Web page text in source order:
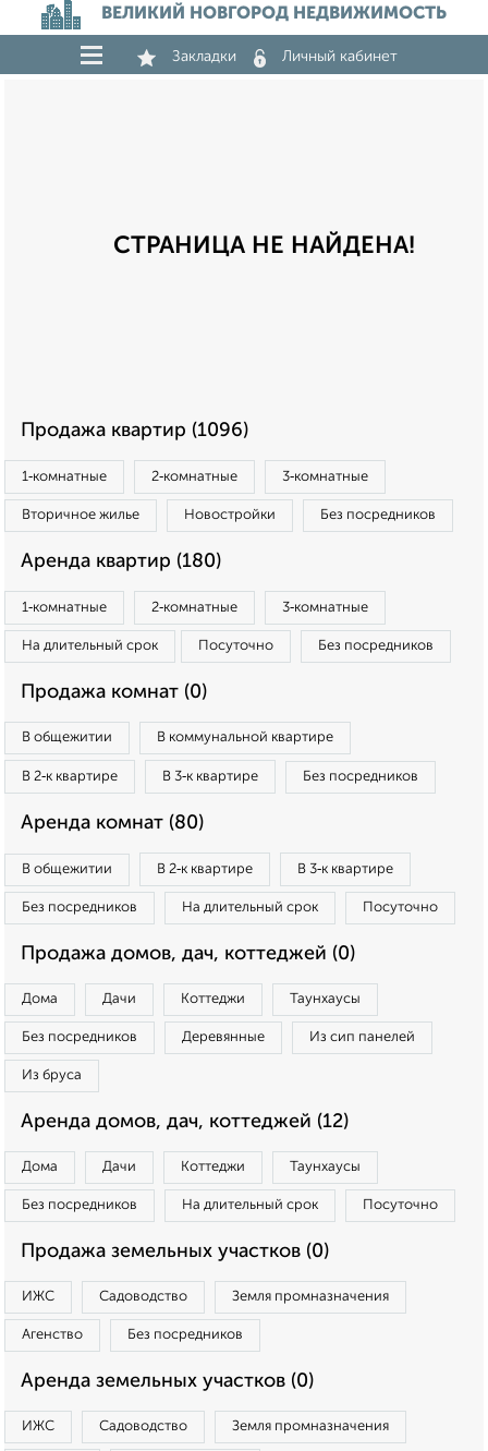
ВЕЛИКИЙ НОВГОРОД НЕДВИЖИМОСТЬ
Закладки Личный кабинет
СТРАНИЦА НЕ НАЙДЕНА!
Продажа квартир (1096)
1‑комнатные 2‑комнатные 3‑комнатные
Вторичное жилье Новостройки Без посредников
Аренда квартир (180)
1‑комнатные 2‑комнатные 3‑комнатные
На длительный срок Посуточно Без посредников
Продажа комнат (0)
В общежитии В коммунальной квартире
В 2‑к квартире В 3‑к квартире Без посредников
Аренда комнат (80)
В общежитии В 2‑к квартире В 3‑к квартире
Без посредников На длительный срок Посуточно
Продажа домов, дач, коттеджей (0)
Дома Дачи Коттеджи Таунхаусы
Без посредников Деревянные Из сип панелей
Из бруса
Аренда домов, дач, коттеджей (12)
Дома Дачи Коттеджи Таунхаусы
Без посредников На длительный срок Посуточно
Продажа земельных участков (0)
ИЖС Садоводство Земля промназначения
Агенство Без посредников
Аренда земельных участков (0)
ИЖС Садоводство Земля промназначения